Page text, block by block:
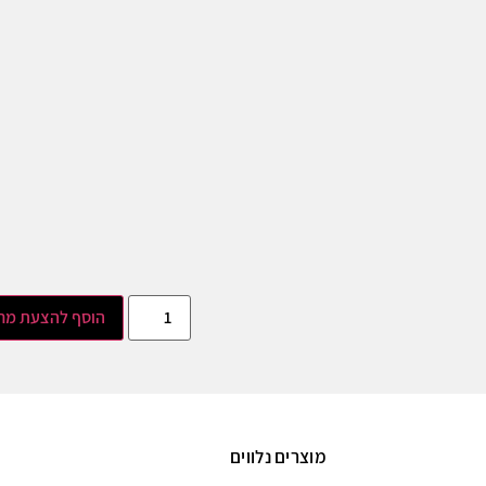
הוסף להצעת
מוצרים נלווים